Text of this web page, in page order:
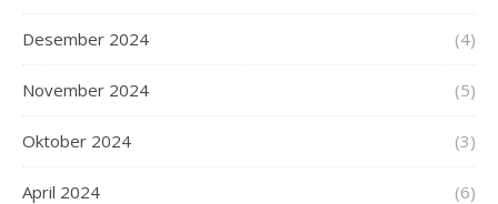
Desember 2024 (4)
November 2024 (5)
Oktober 2024 (3)
April 2024 (6)